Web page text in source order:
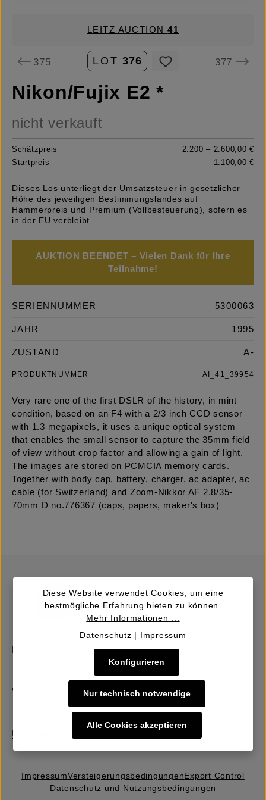
LEITZ AUCTION41
375 LOT 376 377
Nikon/Fujix E2 *
nicht verkauft
Schätzpreis
2.200 – 2.600,00 €
Startpreis
1.100,00 €
Dieses Los unterliegt der Umsatzsteuer in gesetzlicher
Höhe des jeweiligen Bestimmungslandes auf
Hammerpreis und Premium (Vollbesteuerung), sofern es
in der EU verbleibt
AUKTION BEENDET – Vielen Dank für Ihre
Teilnahme!
SERIENNUMMER 5300063
JAHR 1995
ZUSTAND A-
PRODUKTNUMMER AI_41_39954
Very rare one of the first DSLR of the history, in mint
condition, based on an F4 with a 2/3 inch CCD sensor
with 1.3 megapixels, it uses a unique optical system
that enables the small sensor to capture the 35mm field
of view without crop factor and allowing a gain of light.
The images are stored on PCMCIA memory cards.
Together with body cap, battery, charger, ac adapter, ac
cable (for Switzerland) and Zoom-Nikkor AF 2.8/35-
70mm D no.776367 (caps, papers, maker's box)
Verkaufen | Einbringen
Über uns
ImpressumVersteigerungs­bedingungenExport Control
Datenschutz und Nutzungsbedingungen
Diese Website verwendet Cookies, um eine
bestmögliche Erfahrung bieten zu können.
Mehr Informationen ...
Datenschutz | Impressum
Nur technisch notwendige
Konfigurieren
Alle Cookies akzeptieren